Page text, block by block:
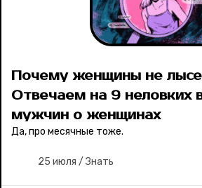
Почему женщины не
Отвечаем на 9 неловких
мужчин о женщинах
Да, про месячные тоже.
25 июля / Знать